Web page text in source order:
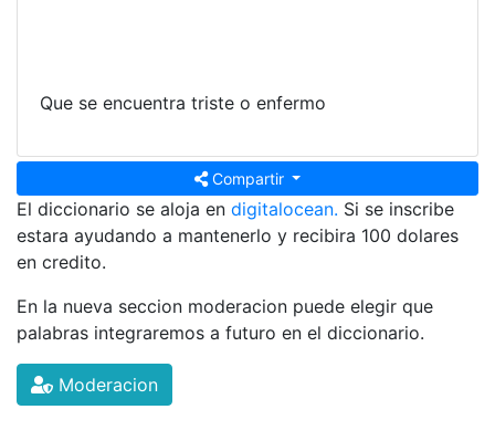
Que se encuentra triste o enfermo
Compartir
El diccionario se aloja en digitalocean. Si se inscribe
estara ayudando a mantenerlo y recibira 100 dolares
en credito.
En la nueva seccion moderacion puede elegir que
palabras integraremos a futuro en el diccionario.
Moderacion